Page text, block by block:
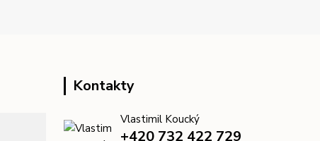
Kontakty
Vlastimil Koucký
+420 732 422 729